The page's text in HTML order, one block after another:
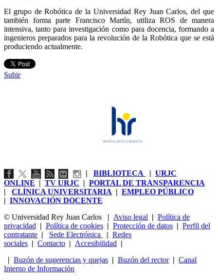
El grupo de Robótica de la Universidad Rey Juan Carlos, del que
también forma parte Francisco Martín, utiliza ROS de manera
intensiva, tanto para investigación como para docencia, formando a
ingenieros preparados para la revolución de la Robótica que se está
produciendo actualmente.
Subir
| BIBLIOTECA | URJC
ONLINE | TV URJC | PORTAL DE TRANSPARENCIA
| CLÍNICA UNIVERSITARIA | EMPLEO PÚBLICO
| INNOVACIÓN DOCENTE
© Universidad Rey Juan Carlos
| Aviso legal | Política de
privacidad | Política de cookies | Protección de datos | Perfil del
contratante | Sede Electrónica | Redes
sociales | Contacto | Accesibilidad |
| Buzón de sugerencias y quejas | Buzón del rector| Canal
Interno de Información